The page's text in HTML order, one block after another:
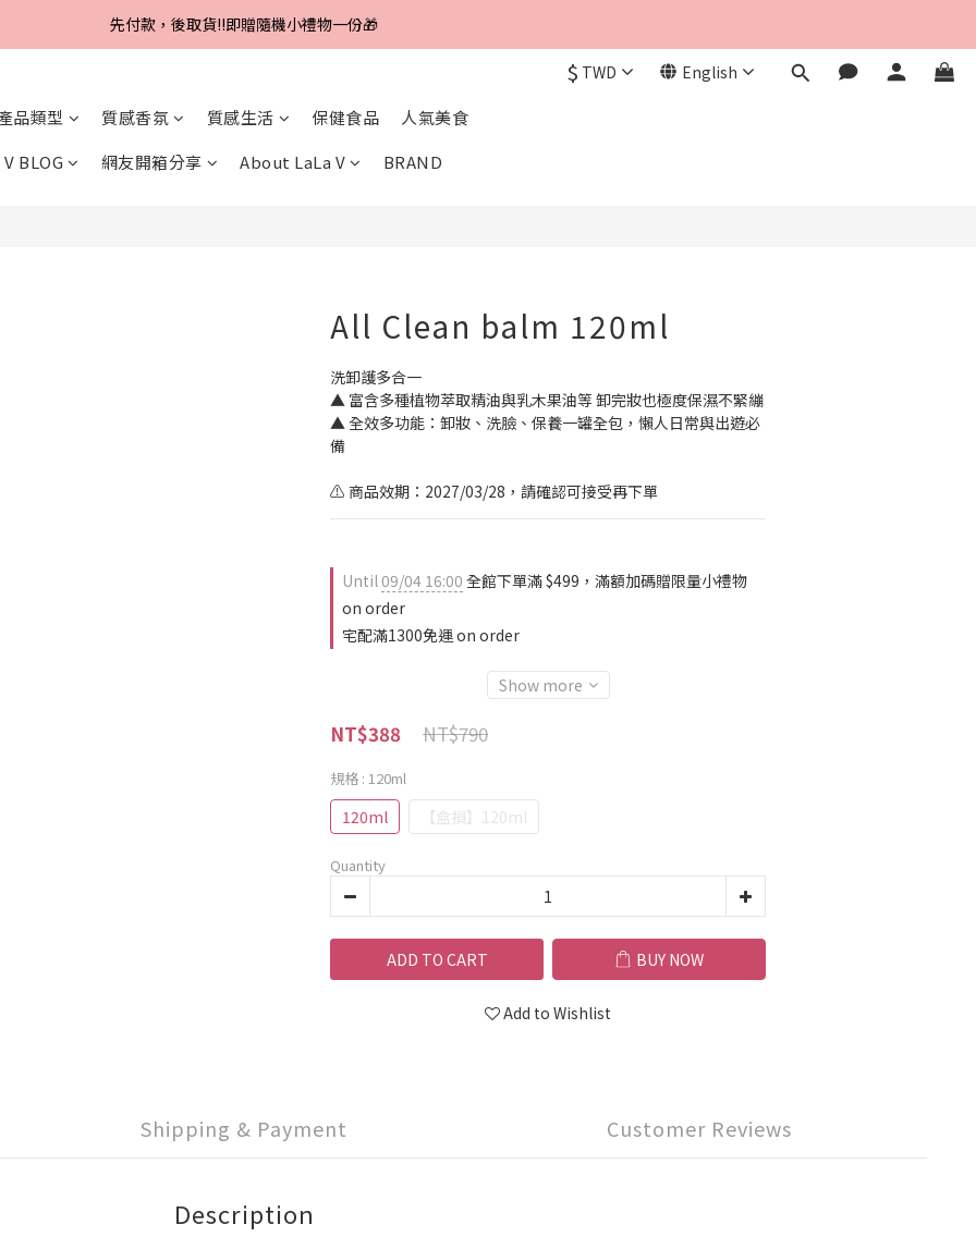
Line好友招募中，首購、回購皆贈100元
先付款，後取貨‼️即贈隨機小禮物一份🎁
$ TWD English
品類型 質感香氛 質感生活 保健食品
人氣美食
BLOG 網友開箱分享 About LaLa V BRAND
All Clean balm 120ml
洗卸護多合一
▲ 富含多種植物萃取精油與乳木果油等 卸完妝也極度保濕不緊繃
▲ 全效多功能：卸妝、洗臉、保養一罐全包，懶人日常與出遊必
備
⚠️ 商品效期：2027/03/28，請確認可接受再下單
Until09/04 16:00 全館下單滿 $499，滿額加碼贈限量小禮物
on order
宅配滿1300免運 on order
Show more
NT$790
NT$388
規格 : 120ml
120ml 【盒損】120ml
Quantity
ADD TO CART BUY NOW
Add to Wishlist
Shipping & Payment Customer Reviews
Description
BUY NOW